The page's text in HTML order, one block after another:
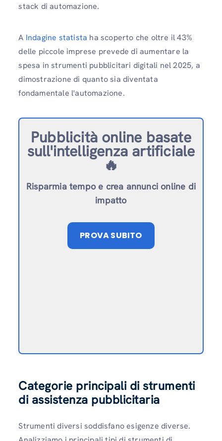
stack di automazione.
A Indagine statista ha scoperto che oltre il 43%
delle piccole imprese prevede di aumentare la
spesa in strumenti pubblicitari digitali nel 2025, a
dimostrazione di quanto sia diventata
fondamentale l'automazione.
Pubblicità online basate
sull'intelligenza artificiale
🔥
Risparmia tempo e crea annunci online di
impatto
PROVA SUBITO
Categorie principali di strumenti
di assistenza pubblicitaria
Strumenti diversi soddisfano esigenze diverse.